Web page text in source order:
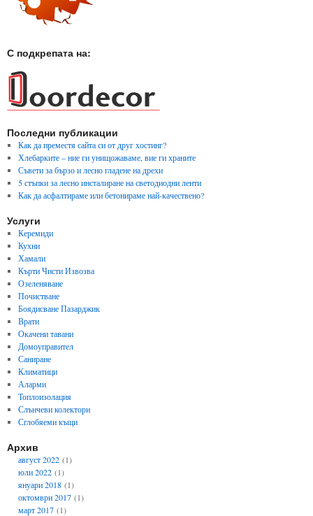
С подкрепата на:
Последни публикации
Как да преместя сайта си от друг хостинг?
Хлебарките – ние ги унищожаваме, вие ги храните
Съвети за бързо и лесно гладене на дрехи
5 стъпки за лесно инсталиране на светодиодни ленти
Как да асфалтираме или бетонираме най-качествено?
Услуги
Керемиди
Кухни
Хамали
Кърти Чисти Извозва
Озеленяване
Почистване
Боядисване Пазарджик
Врати
Окачени тавани
Домоуправител
Саниране
Климатици
Аларми
Топлоизолация
Слънчеви колектори
Сглобяеми къщи
Архив
август 2022(1)
юли 2022(1)
януари 2018(1)
октомври 2017(1)
март 2017(1)